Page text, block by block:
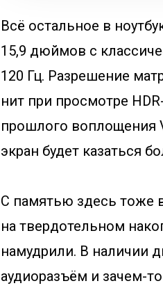
Всё остальное в
15,9 дюймов с
120 Гц. Разрешение
нит при просмотре
прошлого воплощения
экран будет казаться
С памятью здесь тоже
на твердотельном
намудрили. В наличии
аудиоразъём и зачем-